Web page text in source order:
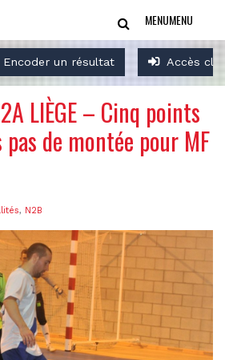
Encoder un résultat Accès
MENUMENU
LIÈGE – Cinq points
pas de montée pour MF
, N2B